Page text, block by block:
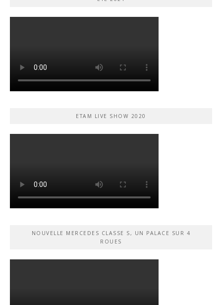
ETAM LIVE SHOW 2020
NOUVELLE MERCEDES CLASSE S, UN PALACE SUR 4
ROUES